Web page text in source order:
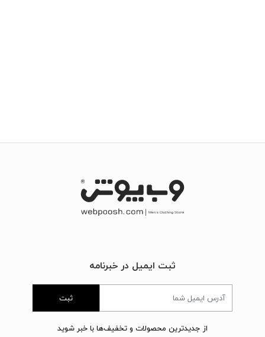
ثبت ایمیل در خبرنامه
ثبت
از جدیدترین محصولات و تخفیف‌ها با خبر شوید